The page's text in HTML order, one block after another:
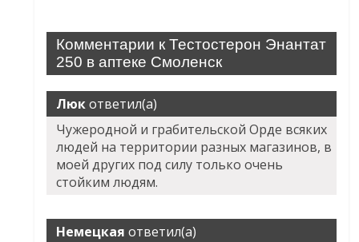
Комментарии к Тестостерон Энантат
250 в аптеке Смоленск
Люкответил(а)
Чужеродной и грабительской Орде всяких
людей на территории разных магазинов, в
моей других под силу только очень
стойким людям.
Немецкая ответил(а)